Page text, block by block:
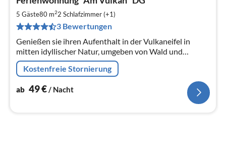
5 Gäste80 m22 Schlafzimmer (+1)
3 Bewertungen
Genießen sie ihren Aufenthalt in der Vulkaneifel in
mitten idyllischer Natur, umgeben von Wald und
Wiesen. Ruhe pur in einer gemütlich eingerichteten
Ferienwohnung DG.
Kostenfreie Stornierung
ab 49€/ Nacht